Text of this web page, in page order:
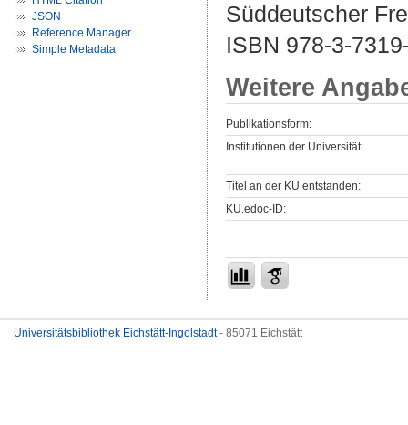
JSON
Reference Manager
Simple Metadata
Süddeutscher
ISBN 978-3-
Weitere
Publikationsform:
Institutionen der Universität:
Titel an der KU entstanden:
KU.edoc-ID:
Universitätsbibliothek Eichstätt-Ingolstadt- 85071 Eichstätt